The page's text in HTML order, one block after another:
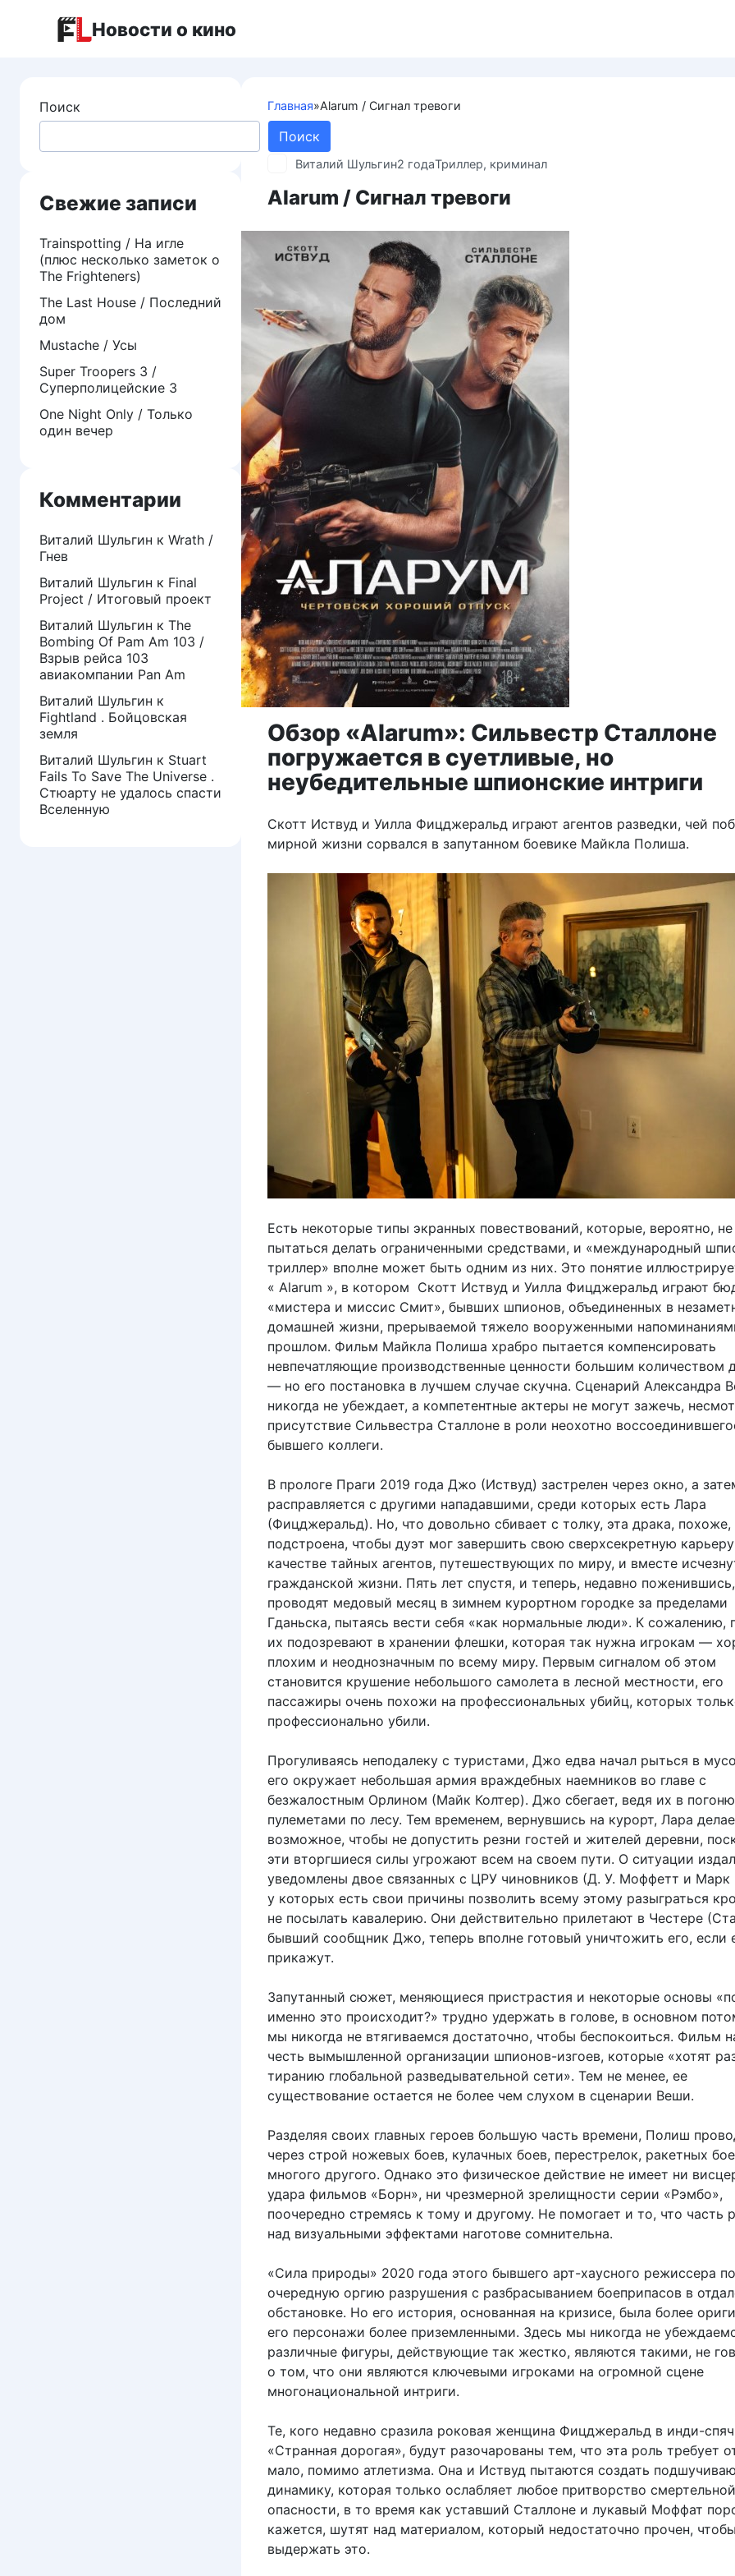
Новости о кино
Главная»Alarum / Сигнал тревоги
Виталий Шульгин2 годаТриллер, криминал
Alarum / Сигнал тревоги
Обзор «Alarum»: Сильвестр Сталлоне
погружается в суетливые, но
неубедительные шпионские интриги
Скотт Иствуд и Уилла Фицджеральд играют агентов разведки, чей
мирной жизни сорвался в запутанном боевике Майкла Полиша.
Есть некоторые типы экранных повествований, которые, вероятно,
пытаться делать ограниченными средствами, и «международный
триллер» вполне может быть одним из них. Это понятие
« Alarum », в котором Скотт Иствуд и Уилла Фицджеральд играют
«мистера и миссис Смит», бывших шпионов, объединенных в
домашней жизни, прерываемой тяжело вооруженными
прошлом. Фильм Майкла Полиша храбро пытается компенсировать
невпечатляющие производственные ценности большим количеством
— но его постановка в лучшем случае скучна. Сценарий Александра
никогда не убеждает, а компетентные актеры не могут зажечь,
присутствие Сильвестра Сталлоне в роли неохотно
бывшего коллеги.
В прологе Праги 2019 года Джо (Иствуд) застрелен через окно, а
расправляется с другими нападавшими, среди которых есть Лара
(Фицджеральд). Но, что довольно сбивает с толку, эта драка,
подстроена, чтобы дуэт мог завершить свою сверхсекретную
качестве тайных агентов, путешествующих по миру, и вместе
гражданской жизни. Пять лет спустя, и теперь, недавно
проводят медовый месяц в зимнем курортном городке за пределами
Гданьска, пытаясь вести себя «как нормальные люди». К сожалению,
их подозревают в хранении флешки, которая так нужна игрокам —
плохим и неоднозначным по всему миру. Первым сигналом об этом
становится крушение небольшого самолета в лесной местности, его
пассажиры очень похожи на профессиональных убийц, которых
профессионально убили.
Прогуливаясь неподалеку с туристами, Джо едва начал рыться в
его окружает небольшая армия враждебных наемников во главе с
безжалостным Орлином (Майк Колтер). Джо сбегает, ведя их в
пулеметами по лесу. Тем временем, вернувшись на курорт, Лара
возможное, чтобы не допустить резни гостей и жителей деревни,
эти вторгшиеся силы угрожают всем на своем пути. О ситуации
уведомлены двое связанных с ЦРУ чиновников (Д. У. Моффетт и
у которых есть свои причины позволить всему этому разыграться
не посылать кавалерию. Они действительно прилетают в Честере
бывший сообщник Джо, теперь вполне готовый уничтожить его, если
прикажут.
Запутанный сюжет, меняющиеся пристрастия и некоторые основы
именно это происходит?» трудно удержать в голове, в основном
мы никогда не втягиваемся достаточно, чтобы беспокоиться. Фильм
честь вымышленной организации шпионов-изгоев, которые «хотят
тиранию глобальной разведывательной сети». Тем не менее, ее
существование остается не более чем слухом в сценарии Веши.
Разделяя своих главных героев большую часть времени, Полиш
через строй ножевых боев, кулачных боев, перестрелок, ракетных
многого другого. Однако это физическое действие не имеет ни
удара фильмов «Борн», ни чрезмерной зрелищности серии «Рэмбо»,
поочередно стремясь к тому и другому. Не помогает и то, что часть
над визуальными эффектами наготове сомнительна.
«Сила природы» 2020 года этого бывшего арт-хаусного режиссера
очередную оргию разрушения с разбрасыванием боеприпасов в
обстановке. Но его история, основанная на кризисе, была более
его персонажи более приземленными. Здесь мы никогда не
различные фигуры, действующие так жестко, являются такими, не
о том, что они являются ключевыми игроками на огромной сцене
многонациональной интриги.
Те, кого недавно сразила роковая женщина Фицджеральд в инди-
«Странная дорогая», будут разочарованы тем, что эта роль требует
мало, помимо атлетизма. Она и Иствуд пытаются создать
динамику, которая только ослабляет любое притворство смертельной
опасности, в то время как уставший Сталлоне и лукавый Моффат
кажется, шутят над материалом, который недостаточно прочен,
выдержать это.
Поиск
Поиск
Свежие записи
Trainspotting / На игле
(плюс несколько заметок о
The Frighteners)
The Last House / Последний
дом
Mustache / Усы
Super Troopers 3 /
Суперполицейские 3
One Night Only / Только
один вечер
Комментарии
Виталий Шульгин к Wrath /
Гнев
Виталий Шульгин к Final
Project / Итоговый проект
Виталий Шульгин к The
Bombing Of Pam Am 103 /
Взрыв рейса 103
авиакомпании Pan Am
Виталий Шульгин к
Fightland . Бойцовская
земля
Виталий Шульгин к Stuart
Fails To Save The Universe .
Стюарту не удалось спасти
Вселенную